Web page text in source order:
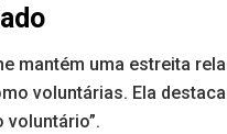
mantém uma estreita
voluntárias. Ela